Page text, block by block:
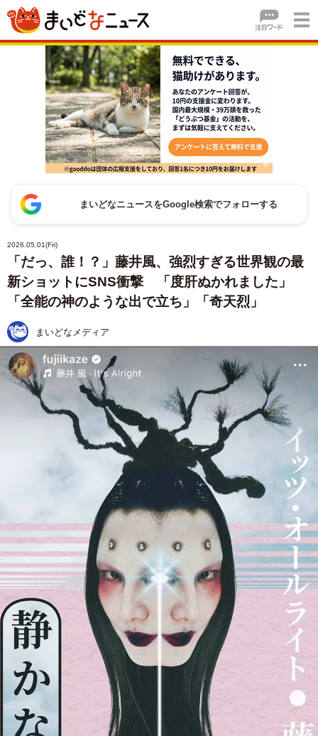
まいどなニュースをGoogle検索でフォローする
2026.05.01(Fri)
「だっ、誰！？」藤井風、強烈すぎる世界観の最
新ショットにSNS衝撃 「度肝ぬかれました」
「全能の神のような出で立ち」「奇天烈」
まいどなメディア